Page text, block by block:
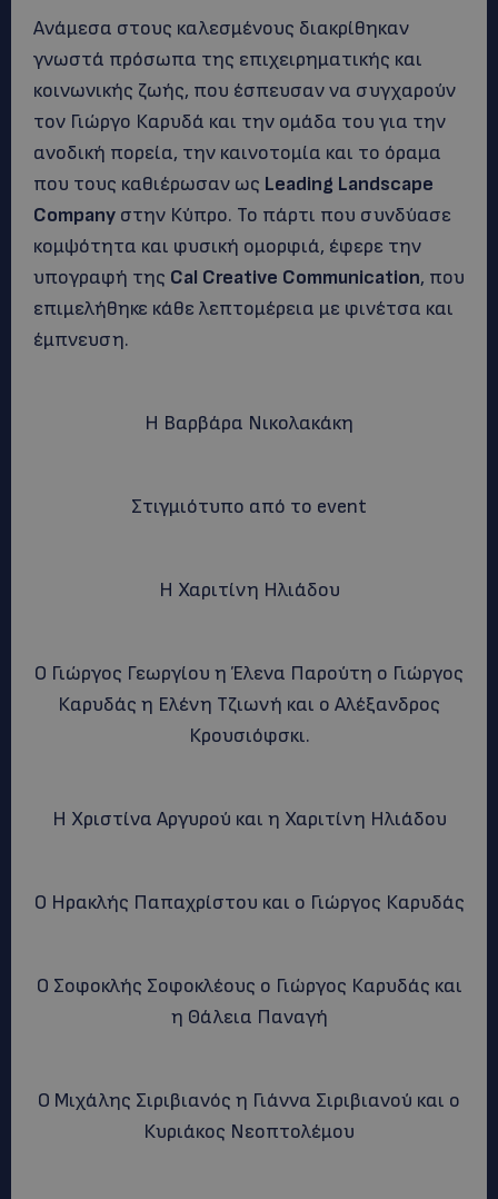
Ανάμεσα στους καλεσμένους διακρίθηκαν
γνωστά πρόσωπα της επιχειρηματικής και
κοινωνικής ζωής, που έσπευσαν να συγχαρούν
τον Γιώργο Καρυδά και την ομάδα του για την
ανοδική πορεία, την καινοτομία και το όραμα
που τους καθιέρωσαν ως Leading Landscape
Company στην Κύπρο. Το πάρτι που συνδύασε
κομψότητα και φυσική ομορφιά, έφερε την
υπογραφή της Cal Creative Communication, που
επιμελήθηκε κάθε λεπτομέρεια με φινέτσα και
έμπνευση.
Η Βαρβάρα Νικολακάκη
Στιγμιότυπο από το event
Η Χαριτίνη Ηλιάδου
Ο Γιώργος Γεωργίου η Έλενα Παρούτη ο Γιώργος
Καρυδάς η Ελένη Τζιωνή και ο Αλέξανδρος
Κρουσιόφσκι.
Η Χριστίνα Αργυρού και η Χαριτίνη Ηλιάδου
Ο Ηρακλής Παπαχρίστου και ο Γιώργος Καρυδάς
Ο Σοφοκλής Σοφοκλέους ο Γιώργος Καρυδάς και
η Θάλεια Παναγή
Ο Μιχάλης Σιριβιανός η Γιάννα Σιριβιανού και ο
Κυριάκος Νεοπτολέμου